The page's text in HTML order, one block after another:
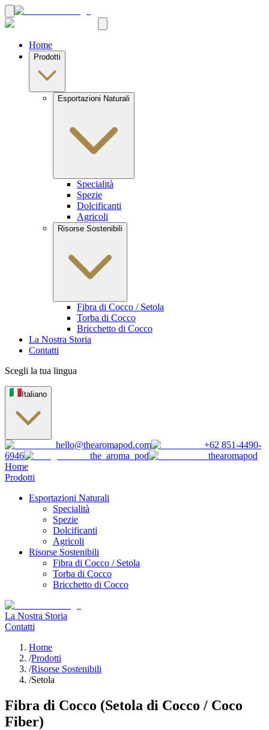
Home
Prodotti
Esportazioni Naturali
Specialità
Spezie
Dolcificanti
Agricoli
Risorse Sostenibili
Fibra di Cocco / Setola
Torba di Cocco
Bricchetto di Cocco
La Nostra Storia
Contatti
Scegli la tua lingua
Italiano
hello@thearomapod.com
+62 851-4490-
6946
the_aroma_pod
thearomapod
Home
Prodotti
Esportazioni Naturali
Specialità
Spezie
Dolcificanti
Agricoli
Risorse Sostenibili
Fibra di Cocco / Setola
Torba di Cocco
Bricchetto di Cocco
La Nostra Storia
Contatti
Home
/Prodotti
/Risorse Sostenibili
/Setola
Fibra di Cocco (Setola di Cocco / Coco
Fiber)